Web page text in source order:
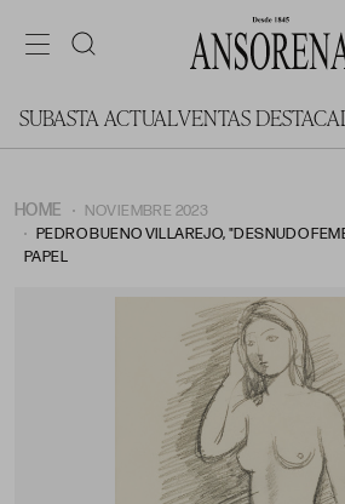
SUBASTA ACTUALVENTAS
HOME
NOVIEMBRE 2023
PEDRO BUENO VILLAREJO, "DESNUDO
PAPEL